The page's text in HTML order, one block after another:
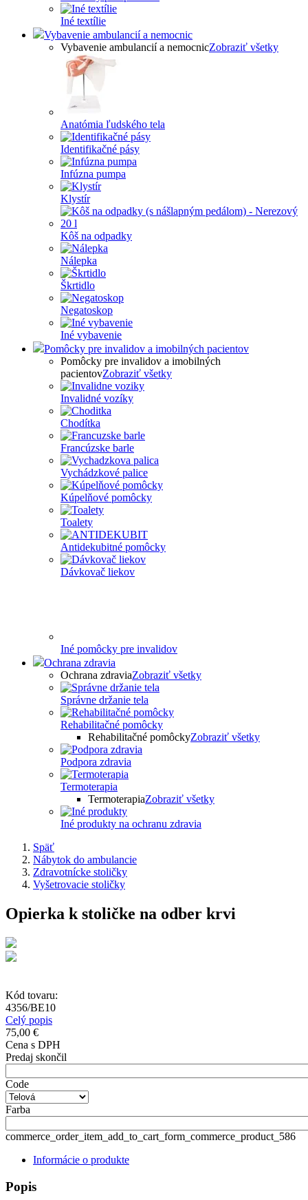
Iné textílie
Vybavenie ambulancií a nemocnic
Vybavenie ambulancií a nemocnicZobraziť všetky
Anatómia ľudského tela
Identifikačné pásy
Infúzna pumpa
Klystír
Kôš na odpadky
Nálepka
Škrtidlo
Negatoskop
Iné vybavenie
Pomôcky pre invalidov a imobilných pacientov
Pomôcky pre invalidov a imobilných
pacientovZobraziť všetky
Invalidné vozíky
Chodítka
Francúzske barle
Vychádzkové palice
Kúpelňové pomôcky
Toalety
Antidekubitné pomôcky
Dávkovač liekov
Iné pomôcky pre invalidov
Ochrana zdravia
Ochrana zdraviaZobraziť všetky
Správne držanie tela
Rehabilitačné pomôcky
Rehabilitačné pomôckyZobraziť všetky
Podpora zdravia
Termoterapia
TermoterapiaZobraziť všetky
Iné produkty na ochranu zdravia
Späť
Nábytok do ambulancie
Zdravotnícke stoličky
Vyšetrovacie stoličky
Opierka k stoličke na odber krvi
Kód tovaru:
4356/BE10
Celý popis
75,00 €
Cena s DPH
Predaj skončil
Code
Farba
commerce_order_item_add_to_cart_form_commerce_product_586
Informácie o produkte
Popis